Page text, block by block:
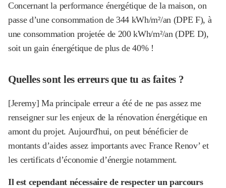
Concernant la performance énergétique de la maison, on
passe d’une consommation de 344 kWh/m²/an (DPE F), à
une consommation projetée de 200 kWh/m²/an (DPE D),
soit un gain énergétique de plus de 40% !
Quelles sont les erreurs que tu as faites ?
[Jeremy] Ma principale erreur a été de ne pas assez me
renseigner sur les enjeux de la rénovation énergétique en
amont du projet. Aujourd'hui, on peut bénéficier de
montants d’aides assez importants avec France Renov’ et
les certificats d’économie d’énergie notamment.
Il est cependant nécessaire de respecter un parcours